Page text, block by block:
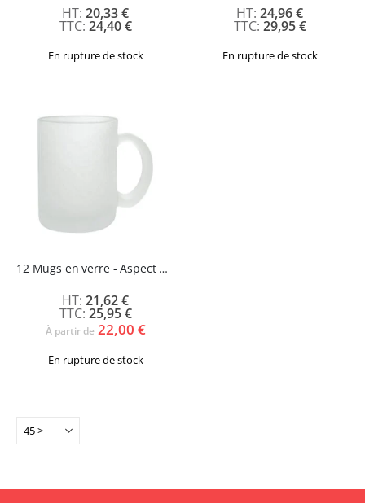
24,40 €
20,33 €
En rupture de stock
29,95 €
24,96 €
En rupture de stock
12 Mugs en verre - Aspect givré - ALAMY
25,95 €
21,62 €
À partir de 22,00 €
En rupture de stock